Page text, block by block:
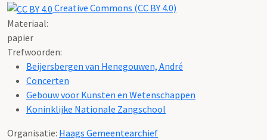
Creative Commons (CC BY 4.0)
Materiaal:
papier
Trefwoorden:
Beijersbergen van Henegouwen, André
Concerten
Gebouw voor Kunsten en Wetenschappen
Koninklijke Nationale Zangschool
Organisatie: Haags Gemeentearchief